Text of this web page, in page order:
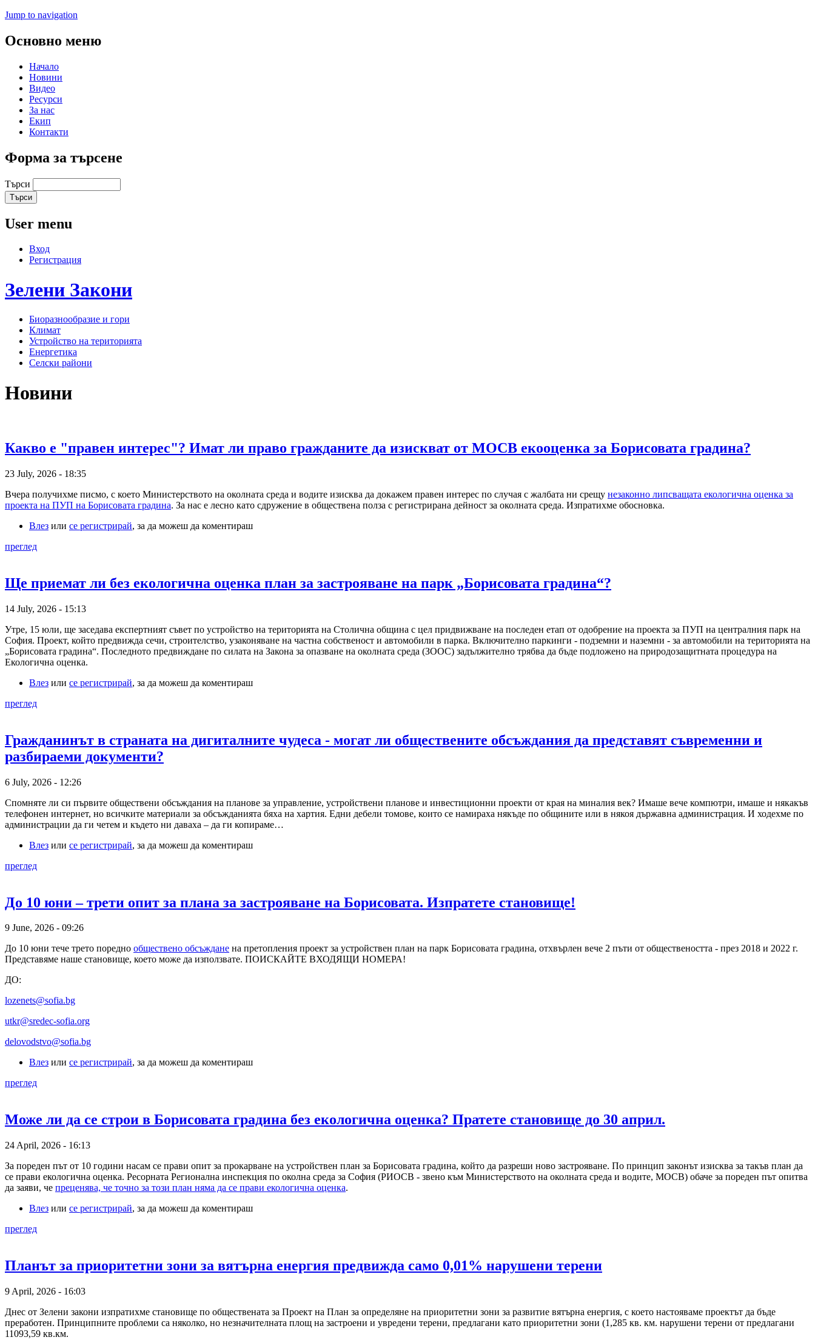
Jump to navigation
Основно меню
Начало
Новини
Видео
Ресурси
За нас
Екип
Контакти
Форма за търсене
Търси
User menu
Вход
Регистрация
Зелени Закони
Биоразнообразие и гори
Климат
Устройство на територията
Енергетика
Селски райони
Новини
Какво е "правен интерес"? Имат ли право гражданите да изискват от МОСВ екооценка за Борисовата градина?
23 July, 2026 - 18:35
Вчера получихме писмо, с което Министерството на околната среда и водите изисква да докажем правен интерес по случая с жалбата ни срещу незаконно липсващата екологична оценка за
проекта на ПУП на Борисовата градина. За нас е лесно като сдружение в обществена полза с регистрирана дейност за околната среда. Изпратихме обосновка.
Влез или се регистрирай, за да можеш да коментираш
преглед
Ще приемат ли без екологична оценка план за застрояване на парк „Борисовата градина“?
14 July, 2026 - 15:13
Утре, 15 юли, ще заседава експертният съвет по устройство на територията на Столична община с цел придвижване на последен етап от одобрение на проекта за ПУП на централния парк на
София. Проект, който предвижда сечи, строителство, узаконяване на частна собственост и автомобили в парка. Включително паркинги - подземни и наземни - за автомобили на територията на
„Борисовата градина“. Последното предвиждане по силата на Закона за опазване на околната среда (ЗООС) задължително трябва да бъде подложено на природозащитната процедура на
Екологична оценка.
Влез или се регистрирай, за да можеш да коментираш
преглед
Гражданинът в страната на дигиталните чудеса - могат ли обществените обсъждания да представят съвременни и
разбираеми документи?
6 July, 2026 - 12:26
Спомняте ли си първите обществени обсъждания на планове за управление, устройствени планове и инвестиционни проекти от края на миналия век? Имаше вече компютри, имаше и някакъв
телефонен интернет, но всичките материали за обсъжданията бяха на хартия. Едни дебели томове, които се намираха някъде по общините или в някоя държавна администрация. И ходехме по
администрации да ги четем и където ни даваха – да ги копираме…
Влез или се регистрирай, за да можеш да коментираш
преглед
До 10 юни – трети опит за плана за застрояване на Борисовата. Изпратете становище!
9 June, 2026 - 09:26
До 10 юни тече трето поредно обществено обсъждане на претопления проект за устройствен план на парк Борисовата градина, отхвърлен вече 2 пъти от обществеността - през 2018 и 2022 г.
Представяме наше становище, което може да използвате. ПОИСКАЙТЕ ВХОДЯЩИ НОМЕРА!
ДО:
lozenets@sofia.bg
utkr@sredec-sofia.org
delovodstvo@sofia.bg
Влез или се регистрирай, за да можеш да коментираш
преглед
Може ли да се строи в Борисовата градина без екологична оценка? Пратете становище до 30 април.
24 April, 2026 - 16:13
За пореден път от 10 години насам се прави опит за прокарване на устройствен план за Борисовата градина, който да разреши ново застрояване. По принцип законът изисква за такъв план да
се прави екологична оценка. Ресорната Регионална инспекция по околна среда за София (РИОСВ - звено към Министерството на околната среда и водите, МОСВ) обаче за пореден път опитва
да заяви, че преценява, че точно за този план няма да се прави екологична оценка.
Влез или се регистрирай, за да можеш да коментираш
преглед
Планът за приоритетни зони за вятърна енергия предвижда само 0,01% нарушени терени
9 April, 2026 - 16:03
Днес от Зелени закони изпратихме становище по обществената за Проект на План за определяне на приоритетни зони за развитие вятърна енергия, с което настояваме проектът да бъде
преработен. Принципните проблеми са няколко, но незначителната площ на застроени и увредени терени, предлагани като приоритетни зони (1,285 кв. км. нарушени терени от предлагани
11093,59 кв.км.